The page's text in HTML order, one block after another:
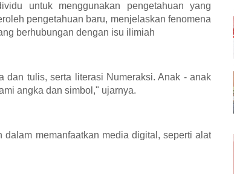
untuk menggunakan pengetahuan yang
pengetahuan baru, menjelaskan fenomena
berhubungan dengan isu ilimiah
dan tulis, serta literasi Numeraksi. Anak - anak
angka dan simbol," ujarnya.
memanfaatkan media digital, seperti alat